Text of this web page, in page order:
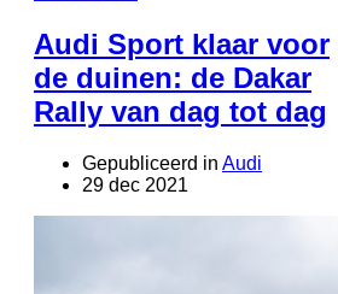
Audi Sport klaar voor
de duinen: de Dakar
Rally van dag tot dag
Gepubliceerd in Audi
29 dec 2021